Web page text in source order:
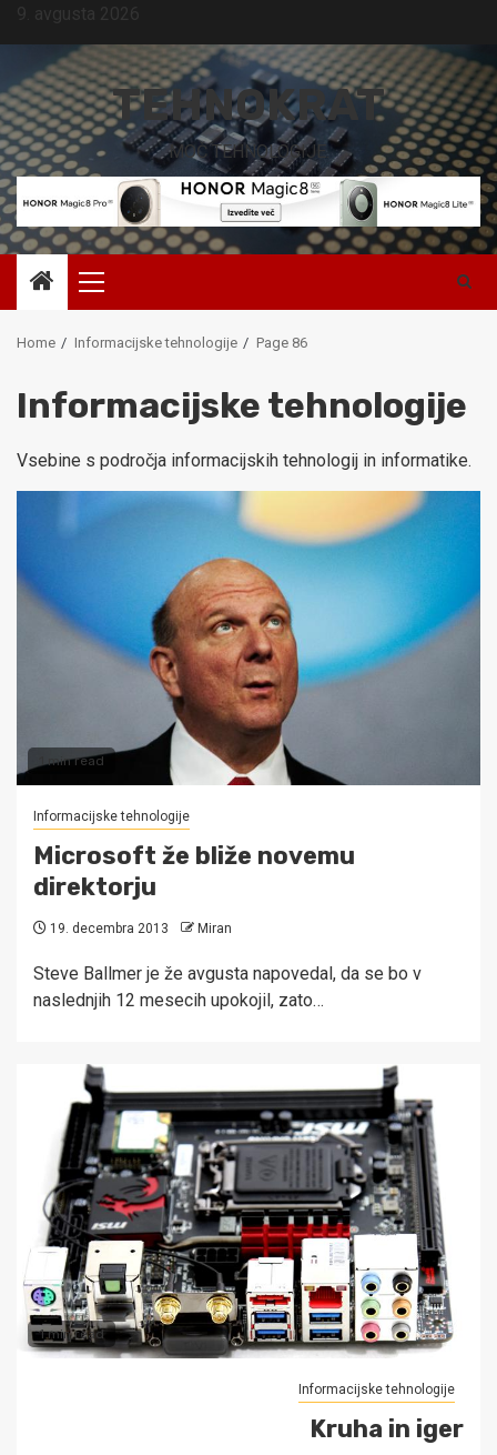
Skip
content
9. avgusta 2026
TEHNOKRAT
MOČ TEHNOLOGIJE.
Primary
Menu
Home Informacijske tehnologije Page 86
Informacijske tehnologije
Vsebine s področja informacijskih tehnologij in informatike.
1 min read
Informacijske tehnologije
Microsoft že bliže novemu
direktorju
19. decembra 2013 Miran
Steve Ballmer je že avgusta napovedal, da se bo v
naslednjih 12 mesecih upokojil, zato…
1 min read
Informacijske tehnologije
Kruha in iger